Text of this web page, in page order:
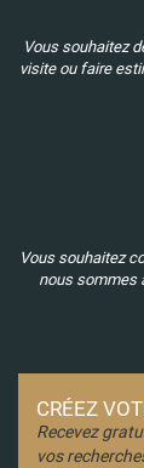
Vous souhaitez
visite ou faire
Vous souhaitez
nous sommes
CRÉEZ
Recevez
vos